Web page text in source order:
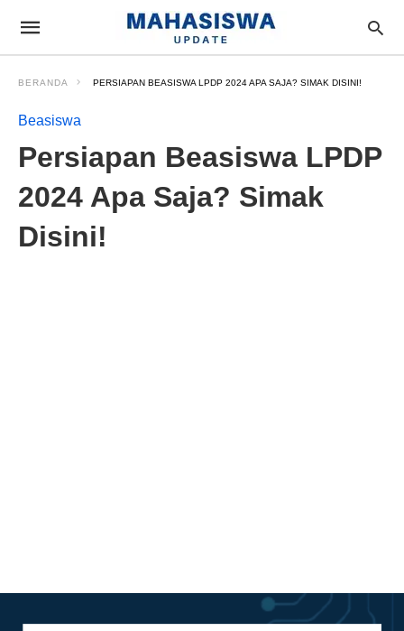
BERANDA PERSIAPAN BEASISWA LPDP 2024 APA SAJA? SIMAK DISINI!
Beasiswa
Persiapan Beasiswa LPDP
2024 Apa Saja? Simak
Disini!